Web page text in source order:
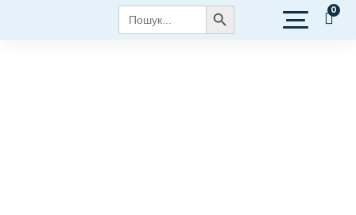
Search
for:
Search Button